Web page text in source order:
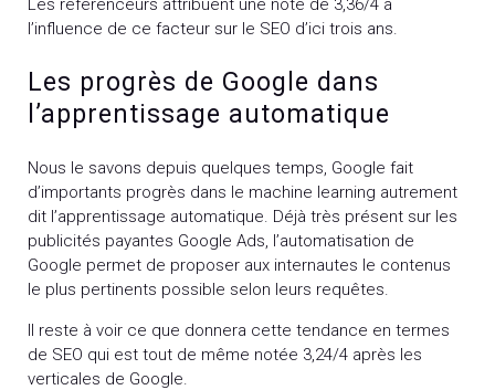
l’influence de ce facteur sur le SEO d’ici trois ans.
Les progrès de Google dans
l’apprentissage automatique
Nous le savons depuis quelques temps, Google fait
d’importants progrès dans le machine learning autrement
dit l’apprentissage automatique. Déjà très présent sur les
publicités payantes Google Ads, l’automatisation de
Google permet de proposer aux internautes le contenus
le plus pertinents possible selon leurs requêtes.
Il reste à voir ce que donnera cette tendance en termes
de SEO qui est tout de même notée 3,24/4 après les
verticales de Google.